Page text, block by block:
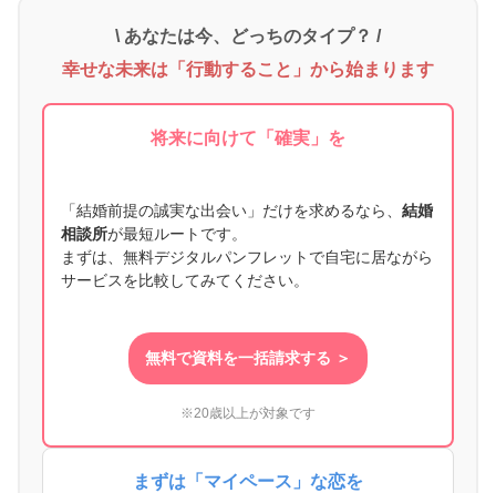
\ あなたは今、どっちのタイプ？ /
幸せな未来は「行動すること」から始まります
将来に向けて「確実」を
「結婚前提の誠実な出会い」だけを求めるなら、 結婚
相談所が最短ルートです。
まずは、無料デジタルパンフレットで自宅に居ながら
サービスを比較してみてください。
無料で資料を一括請求する ＞
※20歳以上が対象です
まずは「マイペース」な恋を